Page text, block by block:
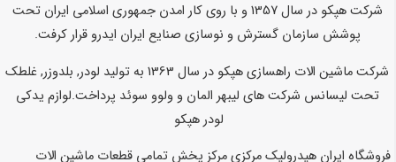
شرکت هپکو در سال 1357 و با روی کار امدن جمهوری اسلامی ایران تحت
پوشش سازمان گسترش و نوسازی صنایع ایران ایدرو قرار کرفت.
شرکت ماشین الات راهسازی هپکو در سال 1363 به تولید لودر, بلدوزر, غلطک
تحت لیسانس شرکت های لیبهر المان و ولوو سوئد پرداخت.لوازم یدکی
لودر هپکو
فروشگاه ایران هیدرولیک مرکزی مرکز پخش تمامی قطعات ماشین الات